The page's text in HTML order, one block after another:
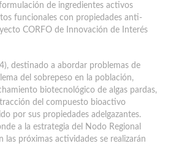
de ingredientes activos
funcionales con propiedades anti-
CORFO de Innovación de Interés
destinado a abordar problemas de
del sobrepeso en la población,
biotecnológico de algas pardas,
del compuesto bioactivo
por sus propiedades adelgazantes.
a la estrategia del Nodo Regional
las próximas actividades se realizarán